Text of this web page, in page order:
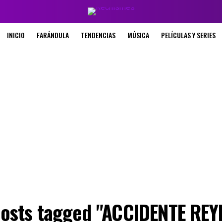
INICIO FARÁNDULA TENDENCIAS MÚSICA PELÍCULAS Y SERIES
tagged "ACCIDENTE